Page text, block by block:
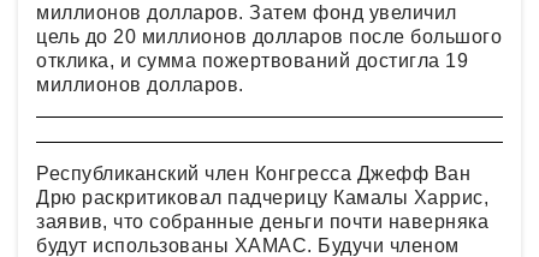
миллионов долларов. Затем фонд увеличил
цель до 20 миллионов долларов после большого
отклика, и сумма пожертвований достигла 19
миллионов долларов.
Республиканский член Конгресса Джефф Ван
Дрю раскритиковал падчерицу Камалы Харрис,
заявив, что собранные деньги почти наверняка
будут использованы ХАМАС. Будучи членом